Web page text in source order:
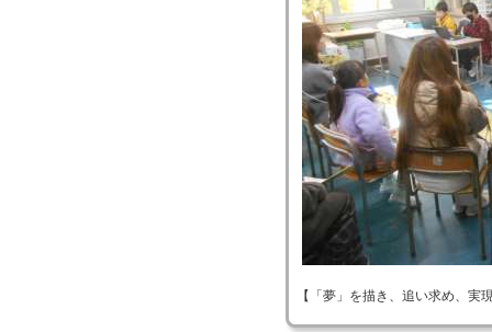
【「夢」を描き、追い求め、